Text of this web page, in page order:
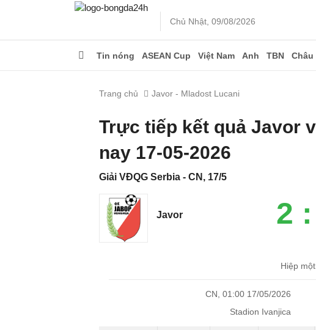
Chủ Nhật, 09/08/2026
Tin nóng ASEAN Cup Việt Nam Anh TBN Châu
Trang chủ Javor - Mladost Lucani
Trực tiếp kết quả Javor
nay 17-05-2026
Giải VĐQG Serbia - CN, 17/5
Javor 2
Hiệp
CN, 01:00 17/05/2026
Stadion Ivanjica